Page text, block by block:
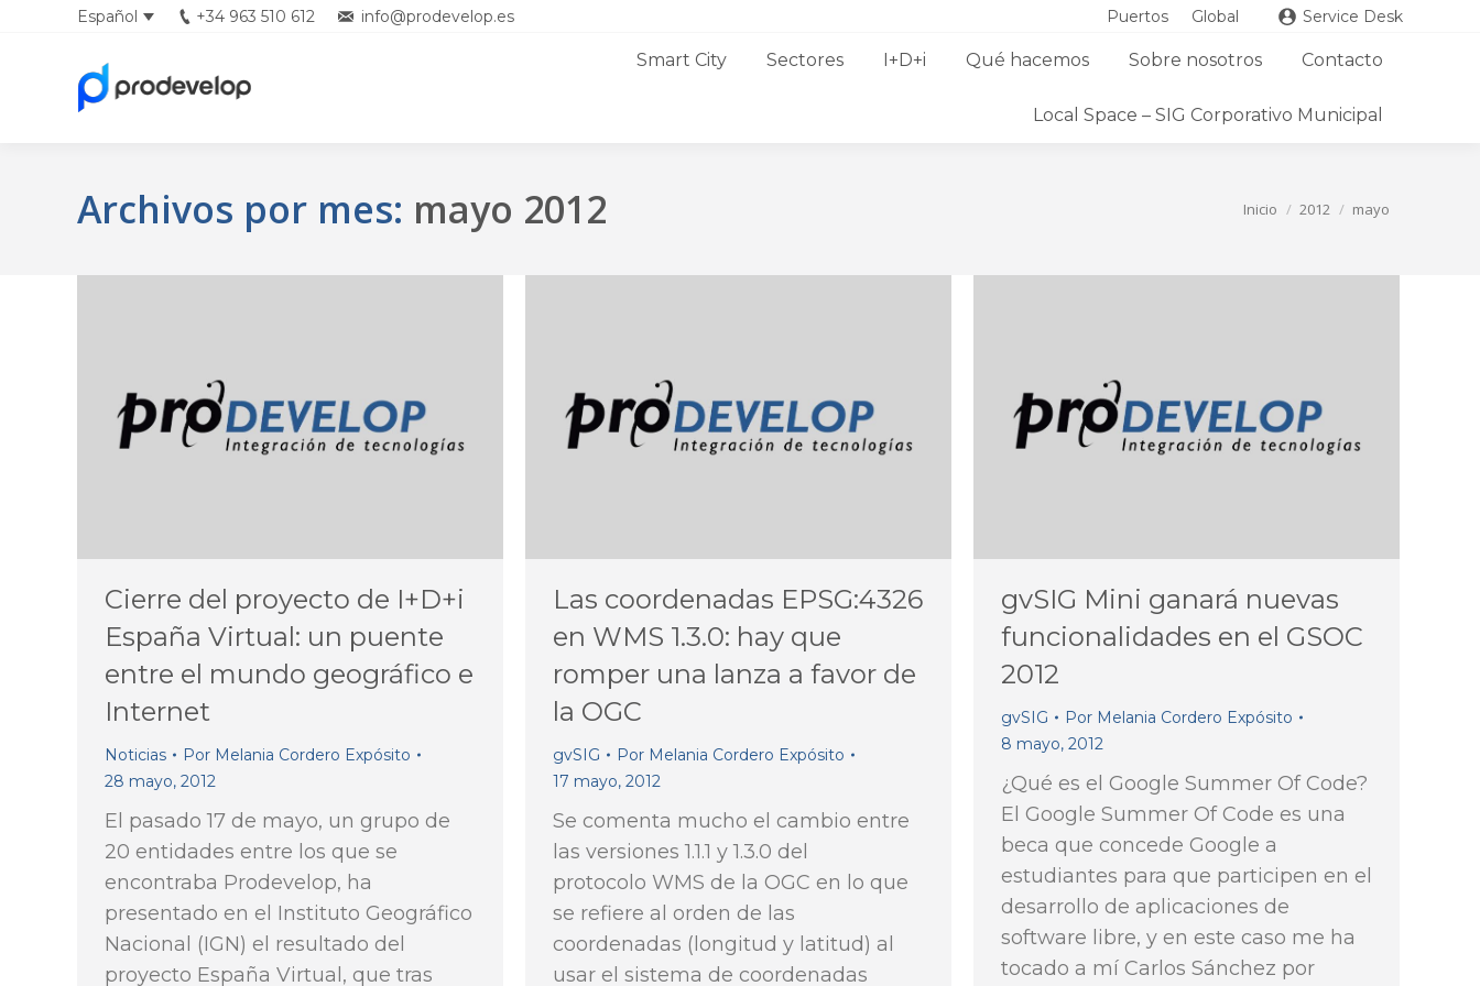
Español +34 963 510 612 info@prodevelop.es Puertos Global Service Desk
Smart City Sectores I+D+i Qué hacemos Sobre nosotros Contacto
Local Space – SIG Corporativo Municipal
Archivos por mes: mayo 2012 Inicio 2012 mayo
Cierre del proyecto de I+D+i
España Virtual: un puente
entre el mundo geográfico e
Internet
Noticias Por Melania Cordero Expósito
28 mayo, 2012
El pasado 17 de mayo, un grupo de
20 entidades entre los que se
encontraba Prodevelop, ha
presentado en el Instituto Geográfico
Nacional (IGN) el resultado del
proyecto España Virtual, que tras
Las coordenadas EPSG:4326
en WMS 1.3.0: hay que
romper una lanza a favor de
la OGC
gvSIG Por Melania Cordero Expósito
17 mayo, 2012
Se comenta mucho el cambio entre
las versiones 1.1.1 y 1.3.0 del
protocolo WMS de la OGC en lo que
se refiere al orden de las
coordenadas (longitud y latitud) al
usar el sistema de coordenadas
gvSIG Mini ganará nuevas
funcionalidades en el GSOC
2012
gvSIG Por Melania Cordero Expósito
8 mayo, 2012
¿Qué es el Google Summer Of Code?
El Google Summer Of Code es una
beca que concede Google a
estudiantes para que participen en el
desarrollo de aplicaciones de
software libre, y en este caso me ha
tocado a mí Carlos Sánchez por